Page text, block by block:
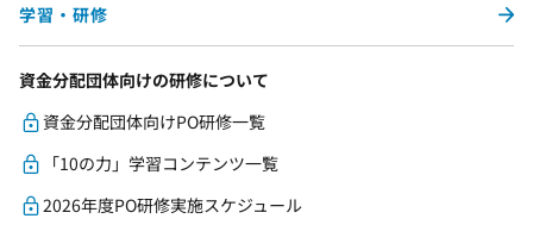
学習・研修
資金分配団体向けの研修について
資金分配団体向けPO研修一覧
「10の力」学習コンテンツ一覧
2026年度PO研修実施スケジュール